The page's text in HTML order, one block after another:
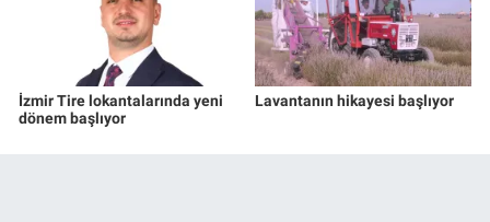
İzmir Tire lokantalarında yeni
dönem başlıyor
Lavantanın hikayesi başlıyor